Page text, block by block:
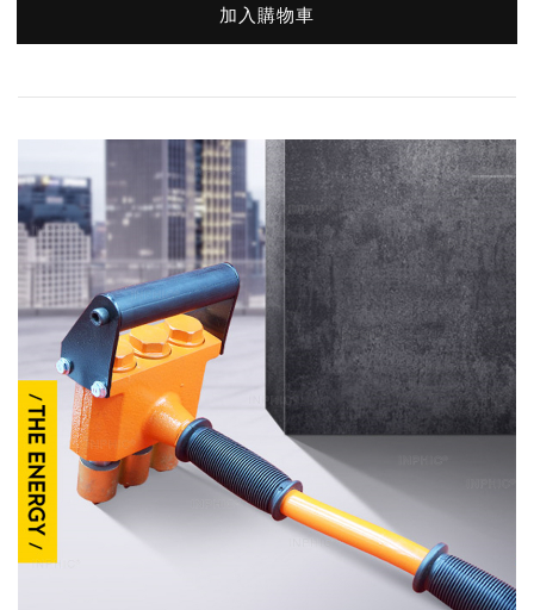
加入購物車